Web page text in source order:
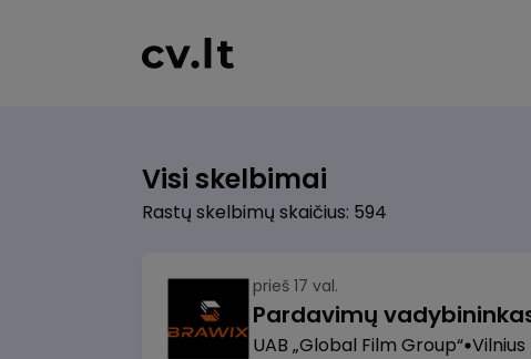
Visi skelbimai
Rastų skelbimų skaičius: 594
prieš 17 val.
UAB „Global Film Group“ Vilnius